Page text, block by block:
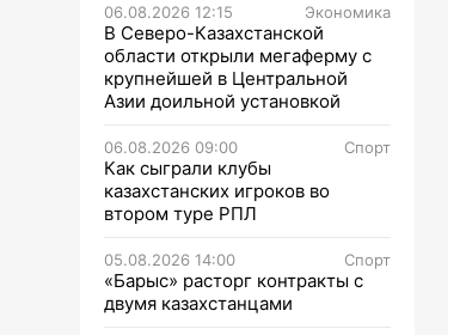
06.08.2026 12:15 Экономика
В Северо-Казахстанской
области открыли мегаферму с
крупнейшей в Центральной
Азии доильной установкой
06.08.2026 09:00 Спорт
Как сыграли клубы
казахстанских игроков во
втором туре РПЛ
05.08.2026 14:00 Спорт
«Барыс» расторг контракты с
двумя казахстанцами